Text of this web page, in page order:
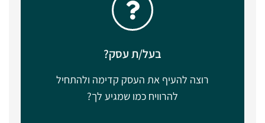
בעל/ת עסק?
רוצה להעיף את העסק קדימה ולהתחיל
להרוויח כמו שמגיע לך?